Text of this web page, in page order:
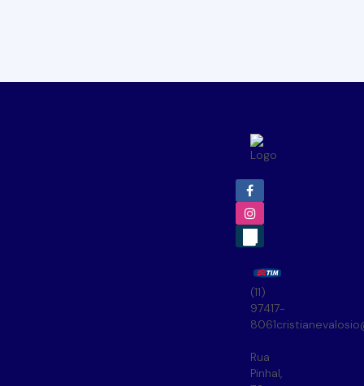
(11)
97417-
8061
Rua
Pinhal,